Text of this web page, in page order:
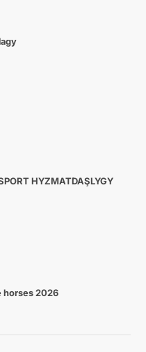
HYZMATDAŞLYGY
horses 2026